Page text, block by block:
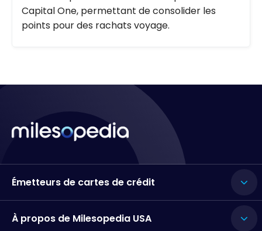
Capital One, permettant de consolider les
points pour des rachats voyage.
Émetteurs de cartes de crédit
À propos de Milesopedia USA